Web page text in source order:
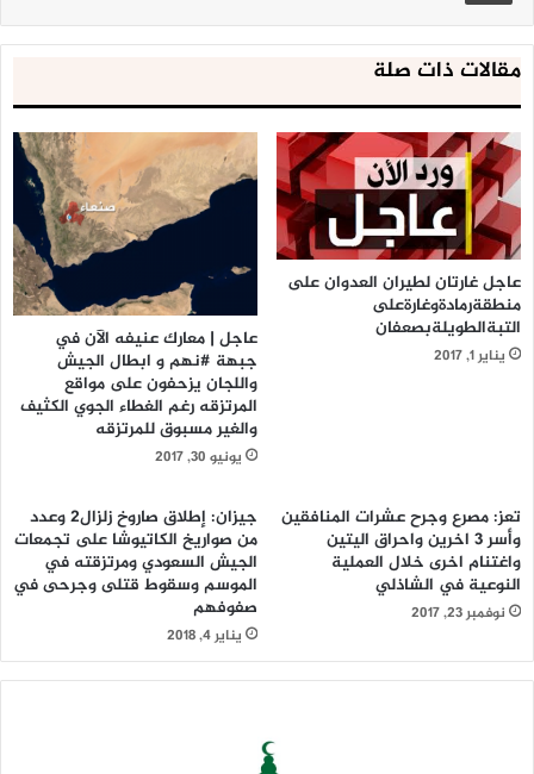
مقالات ذات صلة
عاجل غارتان لطيران العدوان على
منطقةرمادةوغارةعلى
التبةالطويلةبصعفان
يناير 1, 2017
عاجل | معارك عنيفه الآن في
جبهة #نهم و ابطال الجيش
واللجان يزحفون على مواقع
المرتزقه رغم الغطاء الجوي الكثيف
والغير مسبوق للمرتزقه
يونيو 30, 2017
تعز: مصرع وجرح عشرات المنافقين
وأسر 3 اخرين واحراق اليتين
واغتنام اخرى خلال العملية
النوعية في الشاذلي
نوفمبر 23, 2017
جيزان: إطلاق صاروخ زلزال2 وعدد
من صواريخ الكاتيوشا على تجمعات
الجيش السعودي ومرتزقته في
الموسم وسقوط قتلى وجرحى في
صفوفهم
يناير 4, 2018